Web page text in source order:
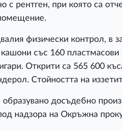
с рентген, при която са
физически контрол, в
със 160
Открити са 565 600
Стойността на
образувано досъдебно
надзора на Окръжна